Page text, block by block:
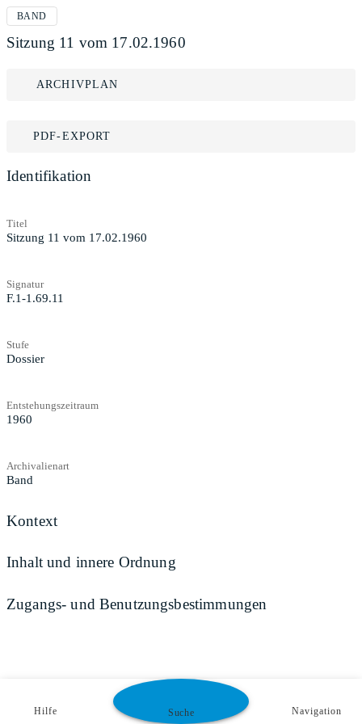
BAND
Sitzung 11 vom 17.02.1960
ARCHIVPLAN
PDF-EXPORT
Identifikation
Titel
Sitzung 11 vom 17.02.1960
Signatur
F.1-1.69.11
Stufe
Dossier
Entstehungszeitraum
1960
Archivalienart
Band
Kontext
Inhalt und innere Ordnung
Zugangs- und Benutzungsbestimmungen
Hilfe Suche Navigation